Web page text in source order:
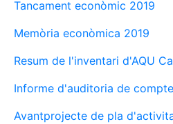
Tancament econòmic 2019
Memòria econòmica 2019
Resum de l'inventari d'AQU
Informe d'auditoria de
Avantprojecte de pla